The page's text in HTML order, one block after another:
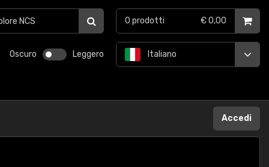
Oscuro Leggero Italiano
0 prodotti € 0,00
Accedi